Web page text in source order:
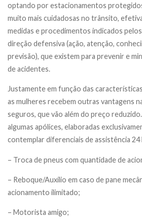
optando por estacionamentos
muito mais cuidadosas no trânsito,
medidas e procedimentos indicados
direção defensiva (ação, atenção,
previsão), que existem para prevenir e
de acidentes.
Justamente em função das
as mulheres recebem outras vantagens
seguros, que vão além do preço
algumas apólices, elaboradas
contemplar diferenciais de assistência
– Troca de pneus com quantidade de
– Reboque/Auxílio em caso de pane
acionamento ilimitado;
– Motorista amigo;